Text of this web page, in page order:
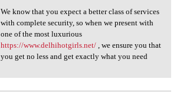
know that you expect a
We know that you expect a better class of services
with complete security, so when we present with
one of the most luxurious
https://www.delhihotgirls.net/, we ensure you that
you get no less and get exactly what you need